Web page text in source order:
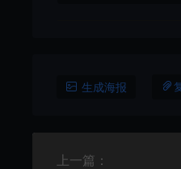
生成海报
上一篇：